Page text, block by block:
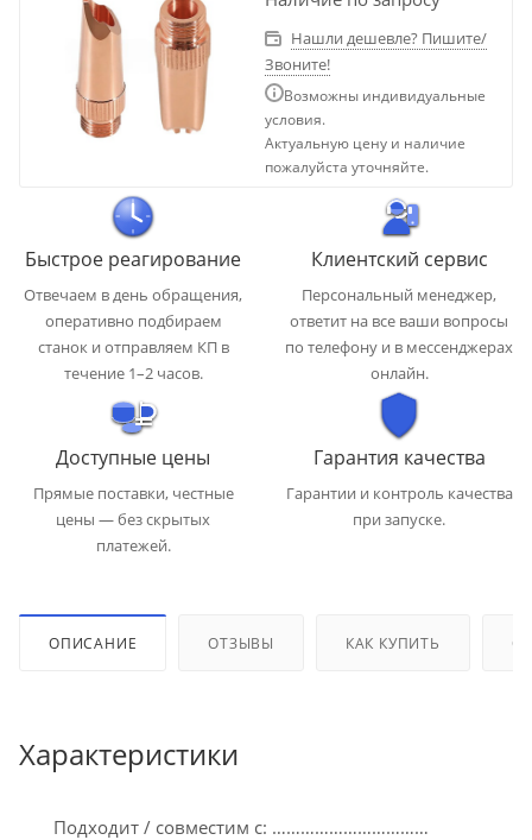
Нашли дешевле? Пишите/
Звоните!
Возможны индивидуальные
условия.
Актуальную цену и наличие
пожалуйста уточняйте.
Быстрое реагирование
Отвечаем в день обращения,
оперативно подбираем
станок и отправляем КП в
течение 1–2 часов.
Клиентский сервис
Персональный менеджер,
ответит на все ваши вопросы
по телефону и в мессенджерах
онлайн.
Доступные цены
Прямые поставки, честные
цены — без скрытых
платежей.
Гарантия качества
Гарантии и контроль качества
при запуске.
ОПИСАНИЕ ОТЗЫВЫ КАК КУПИТЬ
Характеристики
Подходит / совместим с: ……………………………